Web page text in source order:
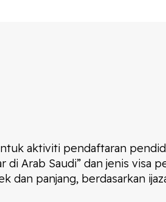
aktiviti pendaftaran
Arab Saudi” dan jenis visa
dan panjang, berdasarkan